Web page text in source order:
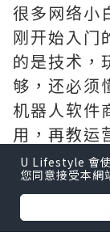
很多网络小
刚开始入门
的是技术，
够，还必须
机器人软件
用，再教运
了，一直
保证，需
http://
U Lifestyle 會
您同意接受本網